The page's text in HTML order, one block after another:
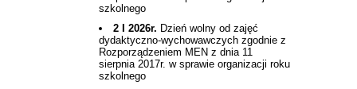
szkolnego
2 I 2026r. Dzień wolny od zajęć
dydaktyczno-wychowawczych zgodnie z
Rozporządzeniem MEN z dnia 11
sierpnia 2017r. w sprawie organizacji roku
szkolnego